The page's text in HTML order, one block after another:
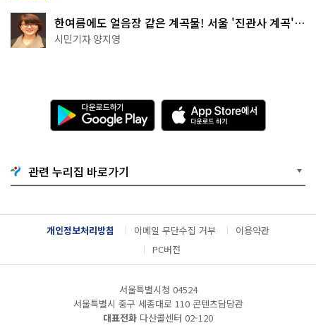
한여름에도 얼음장 같은 계곡물! 서울 '진관사 계곡'이
천국이네~
시민기자 양지영
다
운
로
기
G
o
g
l
e
A
p
p
e
서
다
운
관련 누리집 바로가기
개인정보처리방침 이메일 무단수집 거부
이용약관
PC버전
서울특별시청 04524
서울특별시 중구 세종대로 110 콘텐츠담당관
대표전화 다산콜센터 02-120